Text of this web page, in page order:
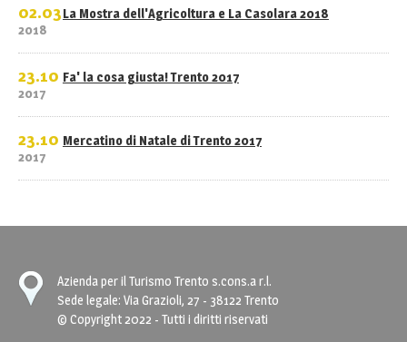
02.03
2018
La Mostra dell'Agricoltura e La Casolara 2018
23.10
2017
Fa' la cosa giusta! Trento 2017
23.10
2017
Mercatino di Natale di Trento 2017
Azienda per il Turismo Trento s.cons.a r.l.
Sede legale: Via Grazioli, 27 - 38122 Trento
© Copyright 2022 - Tutti i diritti riservati